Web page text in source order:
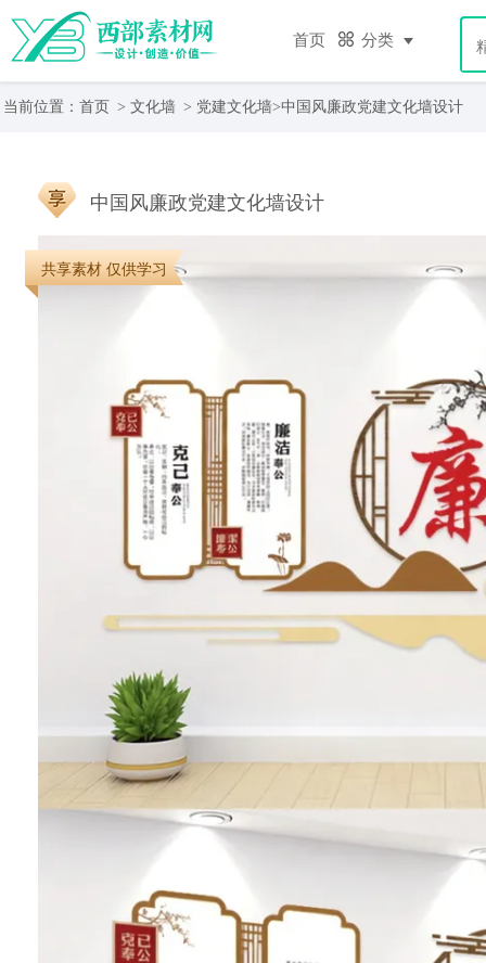
首页 分类
当前位置： 首页 > 文化墙 > 党建文化墙>中国风廉政党建文化墙设计
中国风廉政党建文化墙设计
共享素材 仅供学习